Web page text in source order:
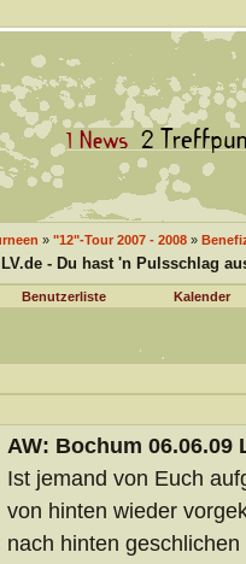
» "12"-Tour 2007 - 2008»
- Du hast 'n Pulsschlag
Benutzerliste Kalender
AW: Bochum 06.06.09
Ist jemand von Euch
von hinten wieder
nach hinten geschlichen